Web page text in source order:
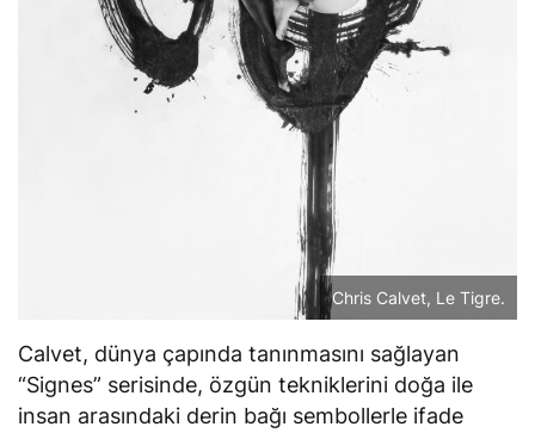
Chris Calvet, Le Tigre.
Calvet, dünya çapında tanınmasını sağlayan
“Signes” serisinde, özgün tekniklerini doğa ile
insan arasındaki derin bağı sembollerle ifade